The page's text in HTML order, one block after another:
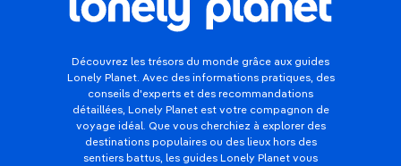
Découvrez les trésors du monde grâce aux guides
Lonely Planet. Avec des informations pratiques, des
conseils d'experts et des recommandations
détaillées, Lonely Planet est votre compagnon de
voyage idéal. Que vous cherchiez à explorer des
destinations populaires ou des lieux hors des
sentiers battus, les guides Lonely Planet vous